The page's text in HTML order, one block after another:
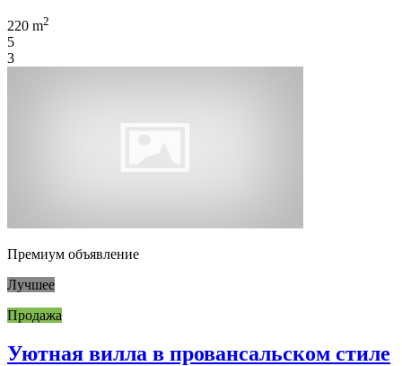
220 m2
5
3
Премиум объявление
Лучшее
Продажа
Уютная вилла в провансальском стиле